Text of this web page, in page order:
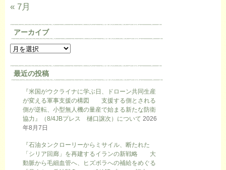
« 7月
アーカイブ
最近の投稿
『米国がウクライナに学ぶ日、ドローン共同生産
が変える軍事支援の構図 支援する側とされる
側が逆転、小型無人機の量産で始まる新たな防衛
協力』（8/4JBプレス 樋口譲次）について 2026
年8月7日
『石油タンクローリーからミサイル、断たれた
「シリア回廊」を再建するイランの新戦略 大
動脈から毛細血管へ、ヒズボラへの補給をめぐる